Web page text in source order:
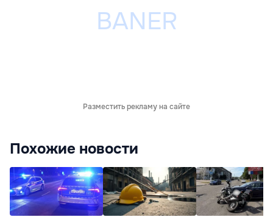
Разместить рекламу на сайте
Похожие новости